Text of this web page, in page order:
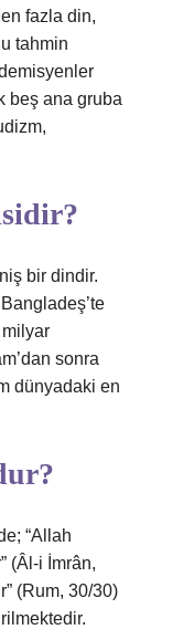
fazla din,
tahmin
beş ana gruba
bir dindir.
milyar
sonra
dünyadaki en
“Allah
(Âl-i İmrân,
(Rum, 30/30)